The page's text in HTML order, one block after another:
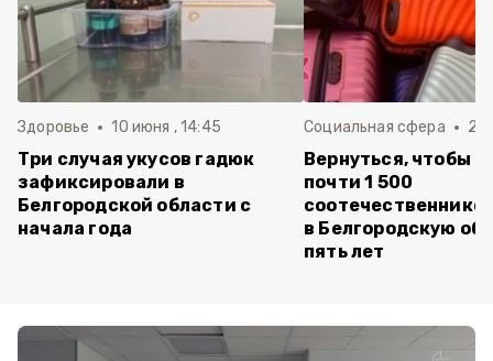
Здоровье 10 июня , 14:45
Три случая укусов гадюк
зафиксировали в
Белгородской области с
начала года
Социальная сфера 20
Вернуться, чтобы
почти 1 500
в Белгородскую
пять лет